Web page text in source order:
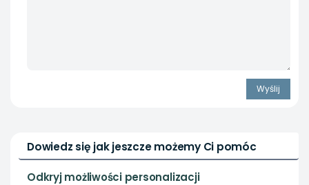
Dowiedz się jak jeszcze możemy Ci pomóc
Odkryj możliwości personalizacji